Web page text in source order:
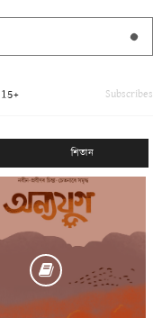
15+ Subscribes
শিতান